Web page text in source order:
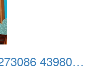
499896828 722798210273086 4398008872165063078 n